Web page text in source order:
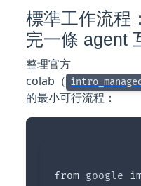
標準工作流程
完一條 agent
整理官方
colab（
的最小可行流程：
from google